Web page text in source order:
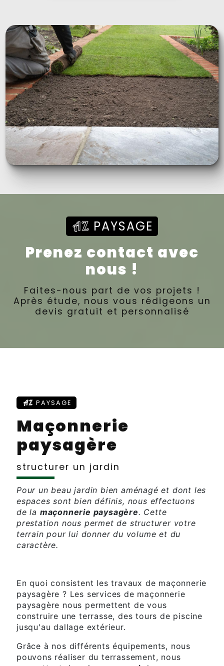
AZ PAYSAGE
Prenez contact avec
nous !
Faites-nous part de vos projets !
Après étude, nous vous rédigeons un
devis gratuit et personnalisé
AZ PAYSAGE
Maçonnerie
paysagère
structurer un jardin
Pour un beau jardin bien aménagé et dont les
espaces sont bien définis, nous effectuons
de la maçonnerie paysagère. Cette
prestation nous permet de structurer votre
terrain pour lui donner du volume et du
caractère.
En quoi consistent les travaux de maçonnerie
paysagère ? Les services de maçonnerie
paysagère nous permettent de vous
construire une terrasse, des tours de piscine
jusqu'au dallage extérieur.
Grâce à nos différents équipements, nous
pouvons réaliser du terrassement, nous